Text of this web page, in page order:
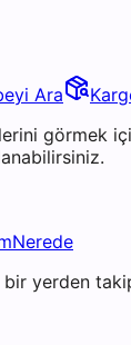
Ara
görmek
bir yerden